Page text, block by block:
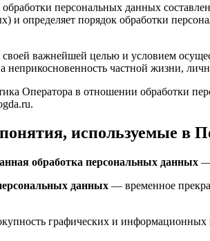
персональных данных
и определяет порядок обработки
своей важнейшей целью и условием
неприкосновенность частной жизни,
Оператора в отношении обработки
используемые в
обработка персональных данных —
данных — временное
графических и информационных